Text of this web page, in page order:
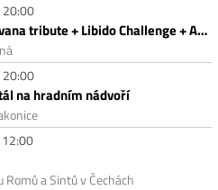
20:00
Resonet Vibes: Nirvana tribute + Libido Challenge + Acid Row
20:00
na hradním nádvoří
12:00
a Sintů v Čechách